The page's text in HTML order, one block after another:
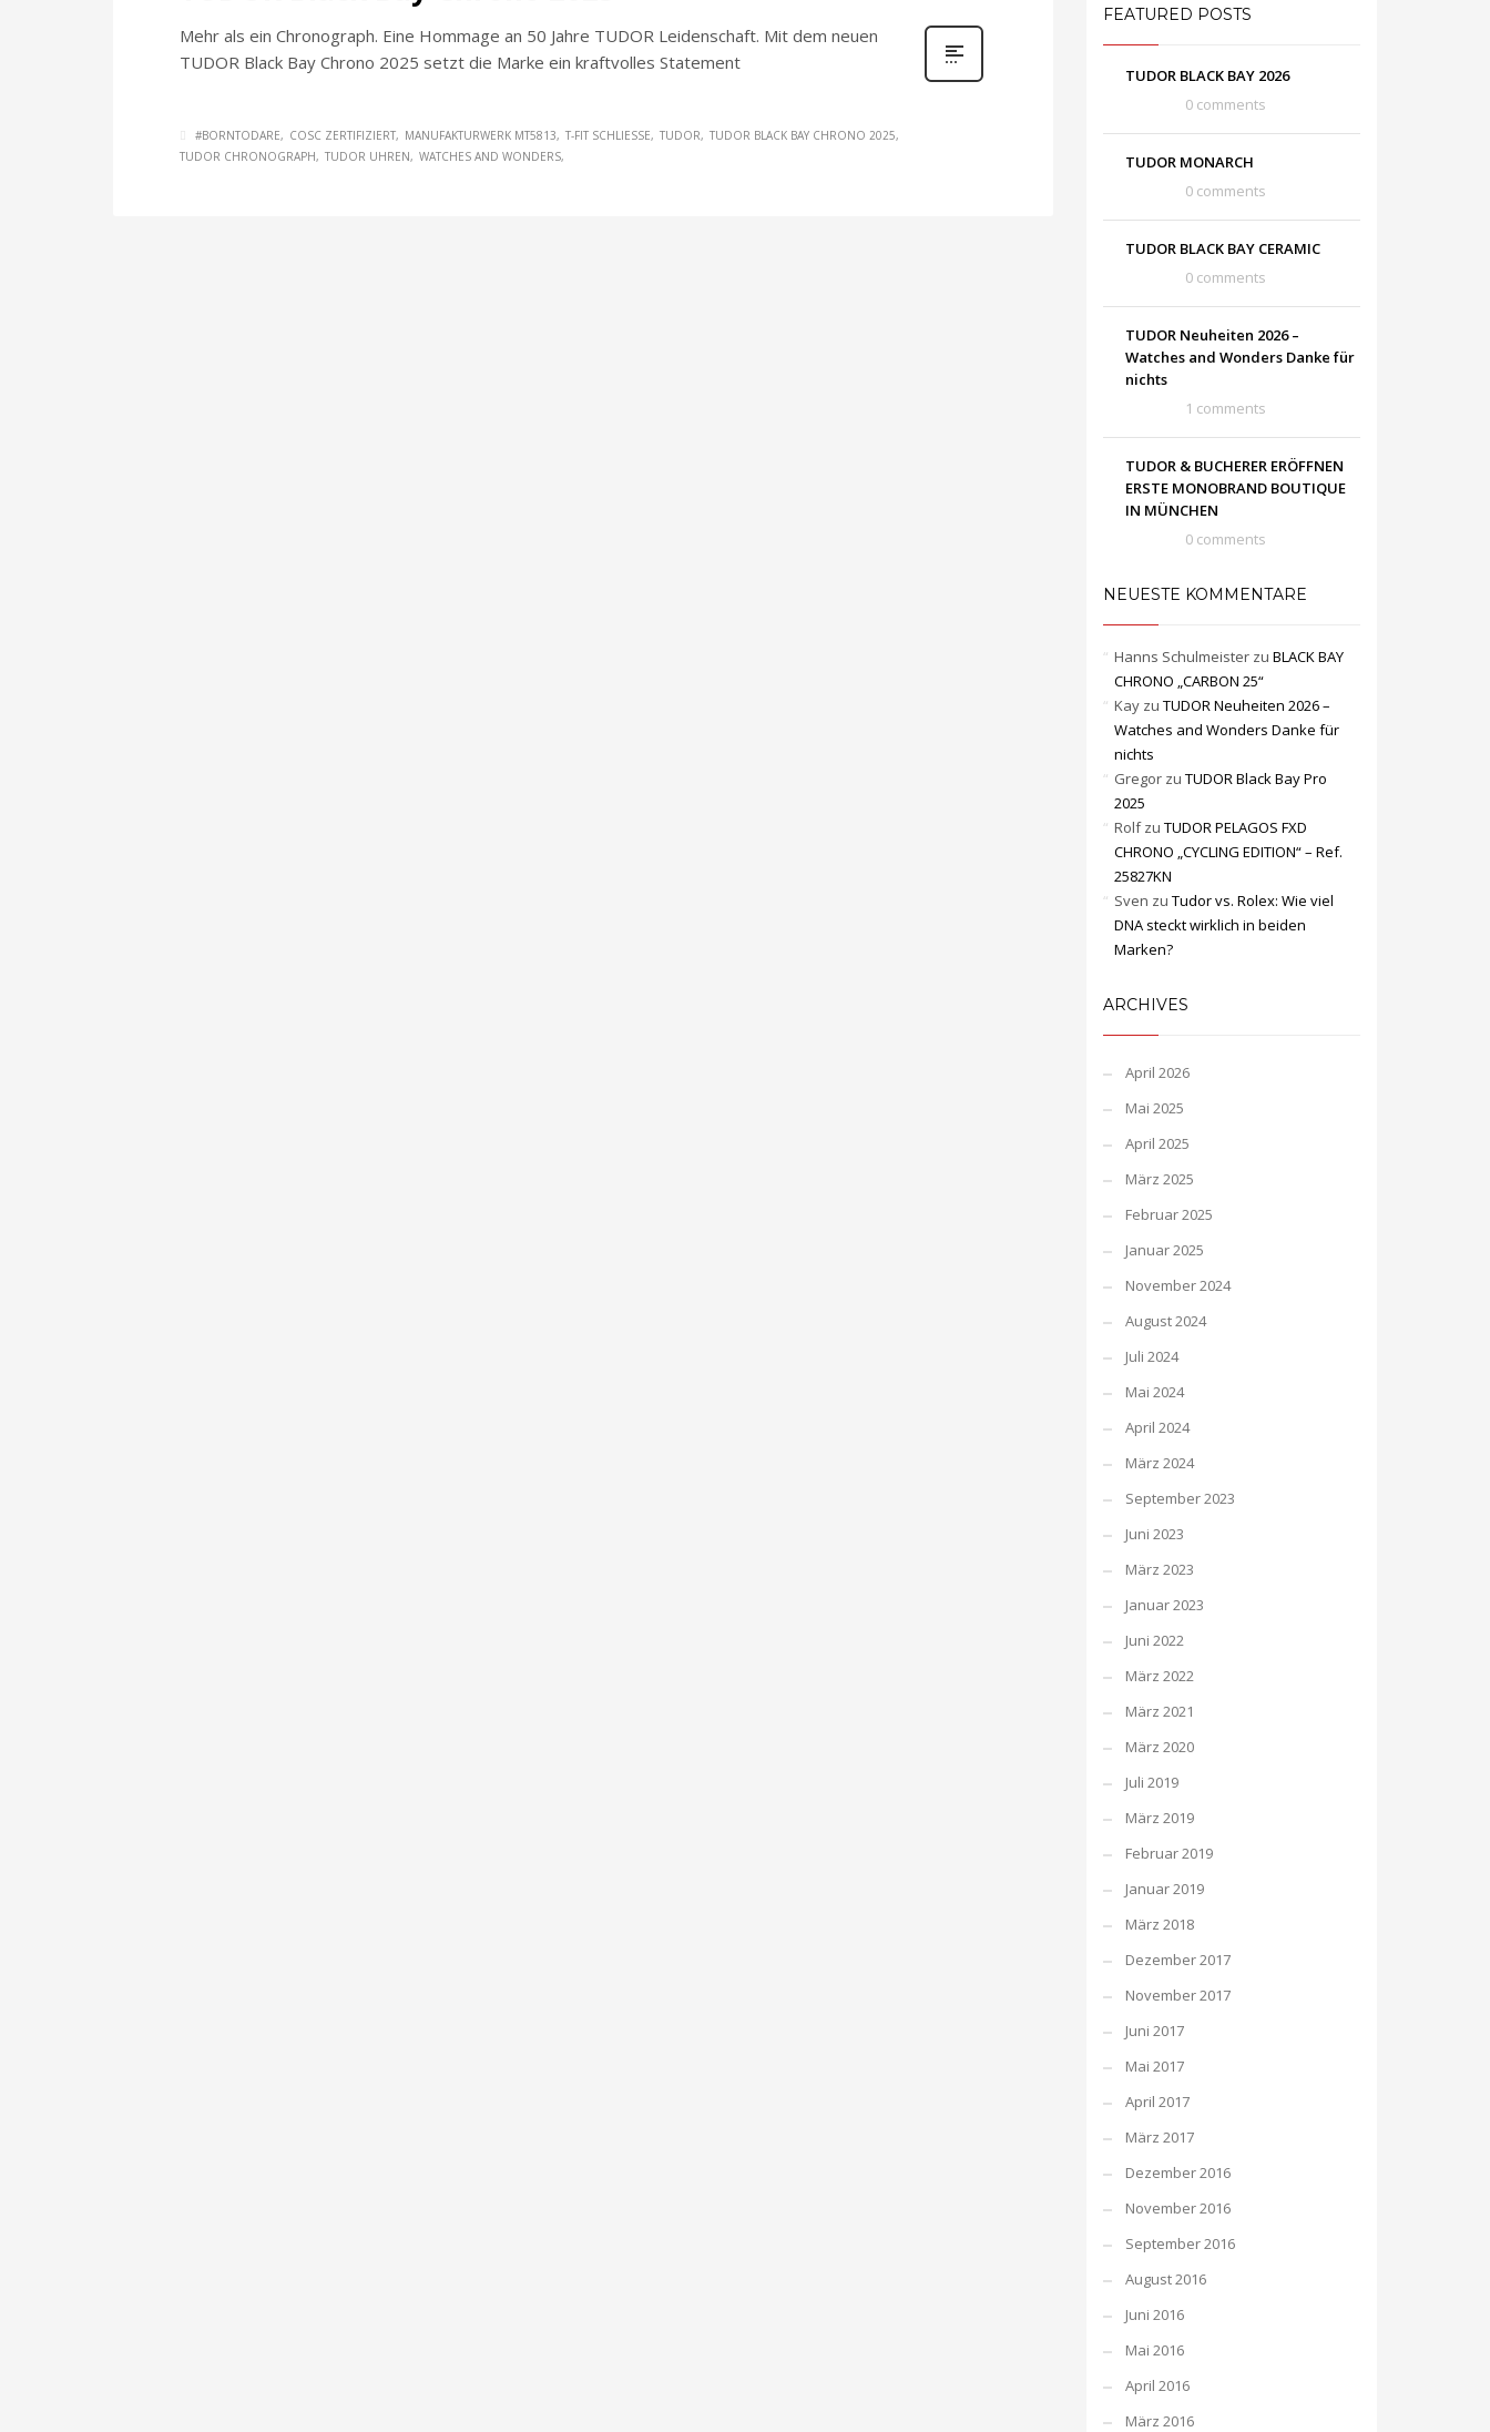
Mehr als ein Chronograph. Eine Hommage an 50 Jahre TUDOR Leidenschaft. Mit dem neuen
TUDOR Black Bay Chrono 2025 setzt die Marke ein kraftvolles Statement
#BORNTODARE COSC ZERTIFIZIERT MANUFAKTURWERK MT5813 T-FIT SCHLIESSE TUDOR
TUDOR BLACK BAY CHRONO 2025
TUDOR CHRONOGRAPH
TUDOR UHREN WATCHES AND WONDERS
FEATURED POSTS
TUDOR BLACK BAY 2026
0 comments
TUDOR MONARCH
0 comments
TUDOR BLACK BAY CERAMIC
0 comments
TUDOR Neuheiten 2026 –
Watches and Wonders Danke für
nichts
1 comments
TUDOR & BUCHERER ERÖFFNEN
ERSTE MONOBRAND BOUTIQUE
IN MÜNCHEN
0 comments
NEUESTE KOMMENTARE
Hanns Schulmeisterzu BLACK BAY
CHRONO „CARBON 25“
Kayzu TUDOR Neuheiten 2026 –
Watches and Wonders Danke für
nichts
Gregorzu TUDOR Black Bay Pro
2025
Rolfzu TUDOR PELAGOS FXD
CHRONO „CYCLING EDITION“ – Ref.
25827KN
Sven zu Tudor vs. Rolex: Wie viel
DNA steckt wirklich in beiden
Marken?
ARCHIVES
April 2026
Mai 2025
April 2025
März 2025
Februar 2025
Januar 2025
November 2024
August 2024
Juli 2024
Mai 2024
April 2024
März 2024
September 2023
Juni 2023
März 2023
Januar 2023
Juni 2022
März 2022
März 2021
März 2020
Juli 2019
März 2019
Februar 2019
Januar 2019
März 2018
Dezember 2017
November 2017
Juni 2017
Mai 2017
April 2017
März 2017
Dezember 2016
November 2016
September 2016
August 2016
Juni 2016
Mai 2016
April 2016
März 2016